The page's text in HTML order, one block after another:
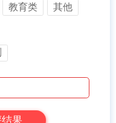
教育类 其他